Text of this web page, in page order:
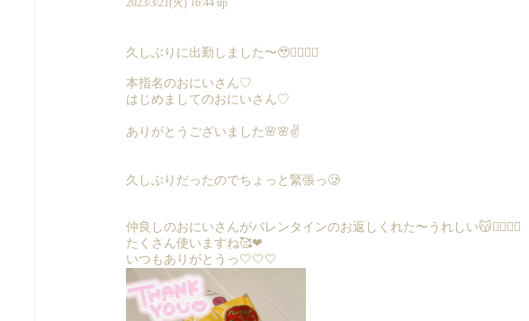
2023/3/21(火) 16:44 up
久しぶりに出勤しました〜🥹👌🏻👌🏻
本指名のおにいさん♡
はじめましてのおにいさん♡
ありがとうございました🌸🌸✌️
久しぶりだったのでちょっと緊張っ🥲
仲良しのおにいさんがバレンタインのお返しくれた〜うれしい😽👌🏻👌🏻
たくさん使いますね🥰❤︎
いつもありがとうっ🤍🤍🤍